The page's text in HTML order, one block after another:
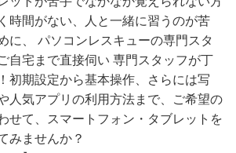
時間がない、人と一緒に習うのが苦
に、 パソコンレスキューの専門スタ
自宅まで直接伺い 専門スタッフが丁
初期設定から基本操作、さらには写
人気アプリの利用方法まで、ご希望の
せて、スマートフォン・タブレットを
みませんか？